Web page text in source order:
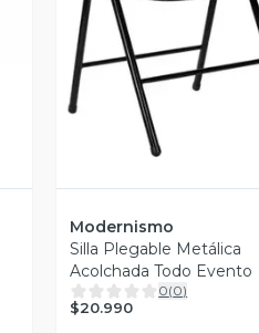
Vista Previa
Modernismo
Silla Plegable Metálica
Acolchada Todo Evento
0(0)
$20.990